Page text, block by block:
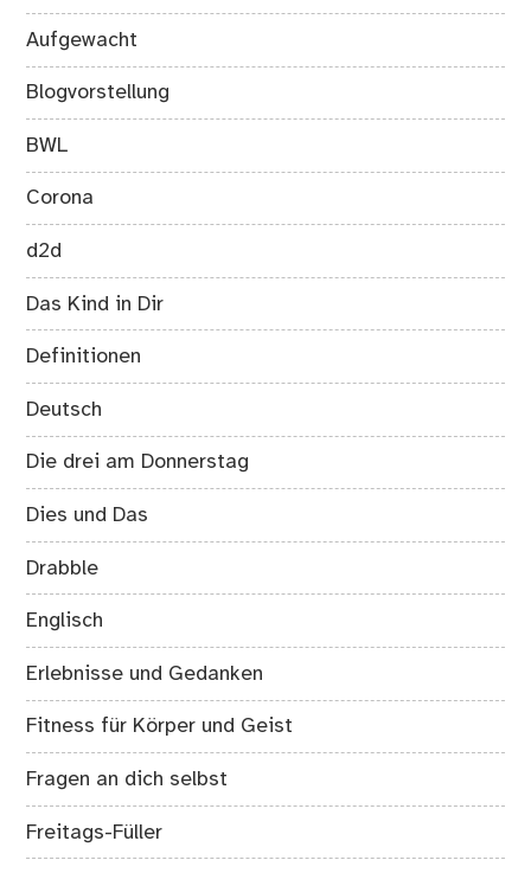
Aufgewacht
Blogvorstellung
BWL
Corona
d2d
Das Kind in Dir
Definitionen
Deutsch
Die drei am Donnerstag
Dies und Das
Drabble
Englisch
Erlebnisse und Gedanken
Fitness für Körper und Geist
Fragen an dich selbst
Freitags-Füller